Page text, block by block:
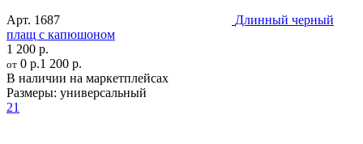
Арт. 1687
Длинный черный
плащ с капюшоном
1 200 р.
от 0 р.1 200 р.
В наличии на маркетплейсах
Размеры: универсальный
21